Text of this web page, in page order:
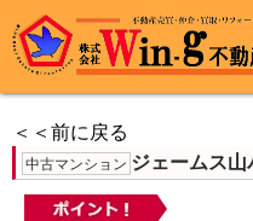
＜＜前に戻る
中古マンション ジェームス